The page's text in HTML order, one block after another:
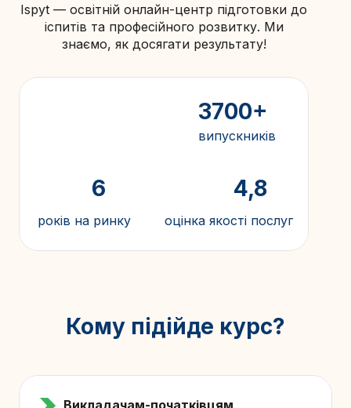
6
років на ринку
3700+
випускників
4,8
оцінка якості послуг
Ispyt — освітній онлайн-центр підготовки до
іспитів та професійного розвитку. Ми
знаємо, як досягати результату!
Кому підійде курс?
Викладачам-початківцям,